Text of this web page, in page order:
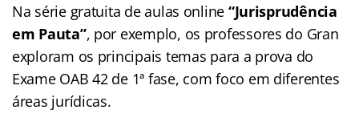
Na série gratuita de aulas online “Jurisprudência
em Pauta”, por exemplo, os professores do Gran
exploram os principais temas para a prova do
Exame OAB 42 de 1ª fase, com foco em diferentes
áreas jurídicas.